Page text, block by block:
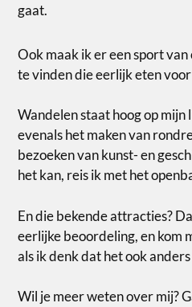
gaat.
Ook maak ik er een sport
te vinden die eerlijk eten
Wandelen staat hoog op
evenals het maken van
bezoeken van kunst- en
het kan, reis ik met het
En die bekende attracties?
eerlijke beoordeling, en kom
als ik denk dat het ook
Wil je meer weten over mij?